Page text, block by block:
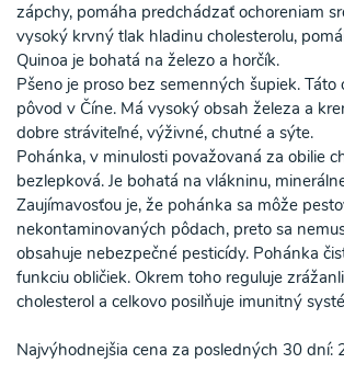
zápchy, pomáha predchádzať ochoreniam
vysoký krvný tlak hladinu cholesterolu,
Quinoa je bohatá na železo a horčík.
Pšeno je proso bez semenných šupiek. Táto
pôvod v Číne. Má vysoký obsah železa a
dobre stráviteľné, výživné, chutné a sýte.
Pohánka, v minulosti považovaná za obilie
bezlepková. Je bohatá na vlákninu,
Zaujímavosťou je, že pohánka sa môže
nekontaminovaných pôdach, preto sa
obsahuje nebezpečné pesticídy. Pohánka
funkciu obličiek. Okrem toho reguluje
cholesterol a celkovo posilňuje imunitný
Najvýhodnejšia cena za posledných 30 dní: